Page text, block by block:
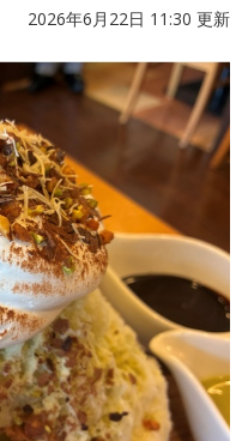
2026年6月22日 11:30 更新